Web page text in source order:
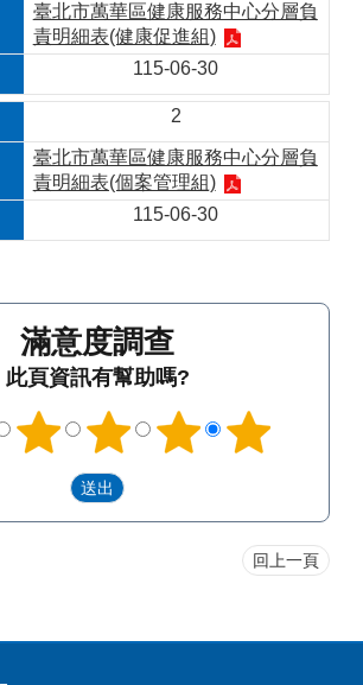
臺北市萬華區健康服務中心分層負
責明細表(健康促進組)
115-06-30
2
臺北市萬華區健康服務中心分層負
責明細表(個案管理組)
115-06-30
滿意度調查
此頁資訊有幫助嗎?
回上一頁